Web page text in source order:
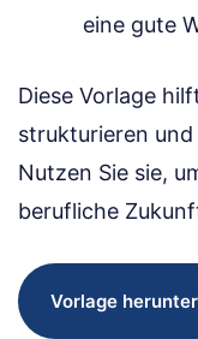
eine gute
Diese Vorlage
strukturieren
Nutzen Sie sie,
berufliche
Vorlage